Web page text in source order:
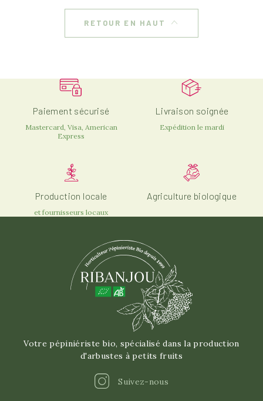
RETOUR EN HAUT
Paiement sécurisé
Mastercard, Visa, American
Express
Livraison soignée
Expédition le mardi
Production locale
et fournisseurs locaux
Agriculture biologique
Votre pépiniériste bio, spécialisé dans la production
d'arbustes à petits fruits
Suivez-nous
Instagram